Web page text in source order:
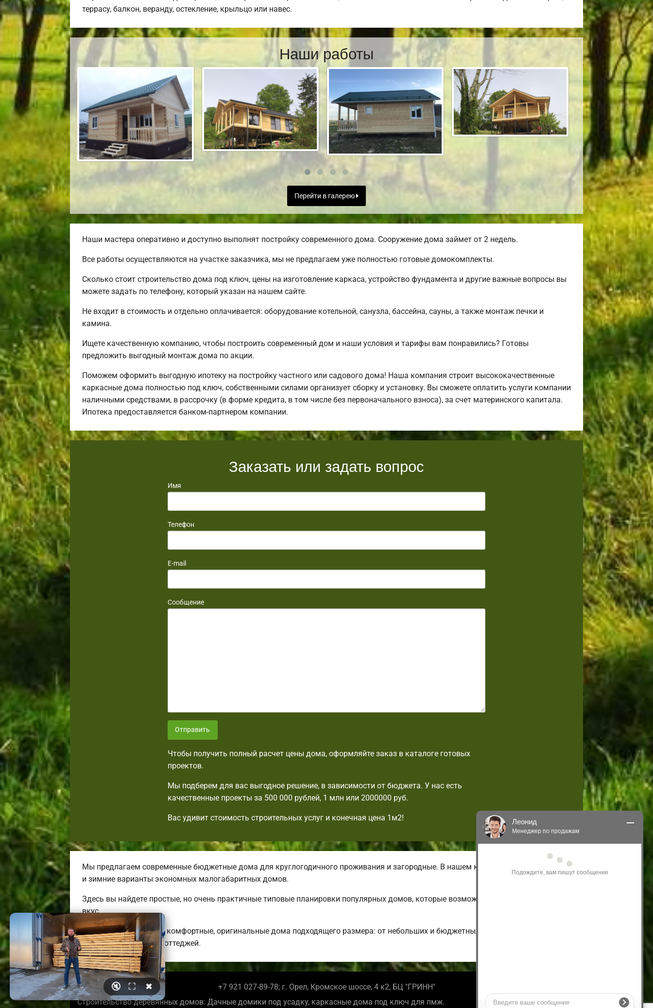
террасу, балкон, веранду, остекление, крыльцо или навес.
Наши работы
Перейти в галерею
Наши мастера оперативно и доступно выполнят постройку современного дома. Сооружение дома займет от 2 недель.
Все работы осуществляются на участке заказчика, мы не предлагаем уже полностью готовые домокомплекты.
Сколько стоит строительство дома под ключ, цены на изготовление каркаса, устройство фундамента и другие важные вопросы вы
можете задать по телефону, который указан на нашем сайте.
Не входит в стоимость и отдельно оплачивается: оборудование котельной, санузла, бассейна, сауны, а также монтаж печки и
камина.
Ищете качественную компанию, чтобы построить современный дом и наши условия и тарифы вам понравились? Готовы
предложить выгодный монтаж дома по акции.
Поможем оформить выгодную ипотеку на постройку частного или садового дома! Наша компания строит высококачественные
каркасные дома полностью под ключ, собственными силами организует сборку и установку. Вы сможете оплатить услуги компании
наличными средствами, в рассрочку (в форме кредита, в том числе без первоначального взноса), за счет материнского капитала.
Ипотека предоставляется банком-партнером компании.
Заказать или задать вопрос
Имя
Телефон
E-mail
Сообщение
Отправить
Чтобы получить полный расчет цены дома, оформляйте заказ в каталоге готовых
проектов.
Мы подберем для вас выгодное решение, в зависимости от бюджета. У нас есть
качественные проекты за 500 000 рублей, 1 млн или 2000000 руб.
Вас удивит стоимость строительных услуг и конечная цена 1м2!
Мы предлагаем современные бюджетные дома для круглогодичного проживания и загородные. В нашем каталоге имеются летние
и зимние варианты экономных малогабаритных домов.
Здесь вы найдете простые, но очень практичные типовые планировки популярных домов, которые возможно подстроить на свой
вкус.
Строим качественные, комфортные, оригинальные дома подходящего размера: от небольших и бюджетных до больших
энергоэффективных коттеджей.
© 2026 orelbrusdoma.ru +7 921 027-89-78; г. Орел, Кромское шоссе, 4 к2, БЦ "ГРИНН"
Строительство деревянных домов: Дачные домики под усадку, каркасные дома под ключ для пмж.
🔇 ⛶ ✖
Леонид
Менеджер по продажам
Здравствуйте! Я могу
проконсультировать Вас по нашим
акциям и проектам.